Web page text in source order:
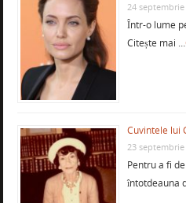
24 septembrie
Într-o lume
Citește mai …
Cuvintele lui
23 septembrie
Pentru a fi
întotdeauna